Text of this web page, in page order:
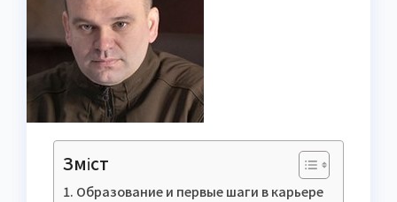
Зміст
Образование и первые шаги в карьере